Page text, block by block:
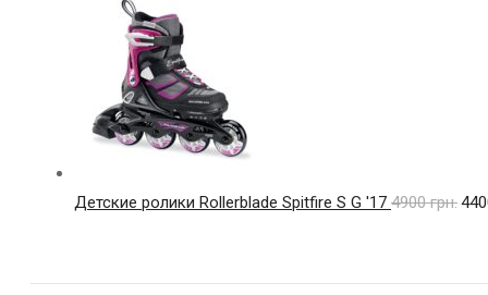
Детские ролики Rollerblade Spitfire S G '17 4900грн.